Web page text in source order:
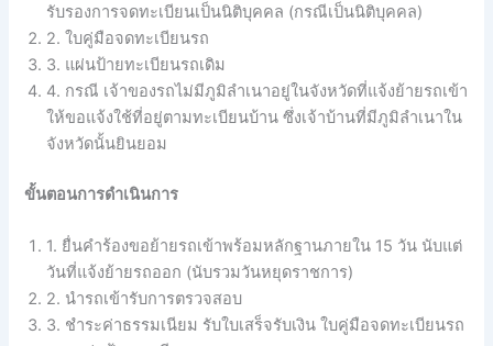
รับรองการจดทะเบียนเป็นนิติบุคคล (กรณีเป็นนิติบุคคล)
2. ใบคู่มือจดทะเบียนรถ
3. แผ่นป้ายทะเบียนรถเดิม
4. กรณี เจ้าของรถไม่มีภูมิลำเนาอยู่ในจังหวัดที่แจ้งย้ายรถเข้า
ให้ขอแจ้งใช้ที่อยู่ตามทะเบียนบ้าน ซึ่งเจ้าบ้านที่มีภูมิลำเนาใน
จังหวัดนั้นยินยอม
ขั้นตอนการดำเนินการ
1. ยื่นคำร้องขอย้ายรถเข้าพร้อมหลักฐานภายใน 15 วัน นับแต่
วันที่แจ้งย้ายรถออก (นับรวมวันหยุดราชการ)
2. นำรถเข้ารับการตรวจสอบ
3. ชำระค่าธรรมเนียม รับใบเสร็จรับเงิน ใบคู่มือจดทะเบียนรถ